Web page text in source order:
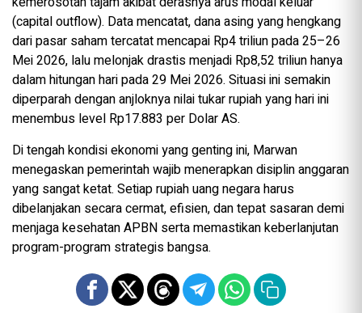
(capital outflow). Data mencatat, dana asing yang hengkang
dari pasar saham tercatat mencapai Rp4 triliun pada 25–26
Mei 2026, lalu melonjak drastis menjadi Rp8,52 triliun hanya
dalam hitungan hari pada 29 Mei 2026. Situasi ini semakin
diperparah dengan anjloknya nilai tukar rupiah yang hari ini
menembus level Rp17.883 per Dolar AS.
Di tengah kondisi ekonomi yang genting ini, Marwan
menegaskan pemerintah wajib menerapkan disiplin anggaran
yang sangat ketat. Setiap rupiah uang negara harus
dibelanjakan secara cermat, efisien, dan tepat sasaran demi
menjaga kesehatan APBN serta memastikan keberlanjutan
program-program strategis bangsa.